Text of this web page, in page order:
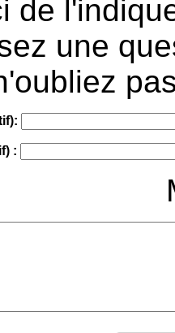
de
une
: